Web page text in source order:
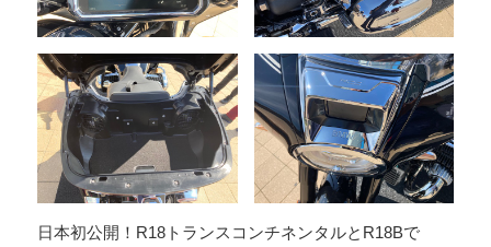
日本初公開！R18トランスコンチネンタルとR18Bで